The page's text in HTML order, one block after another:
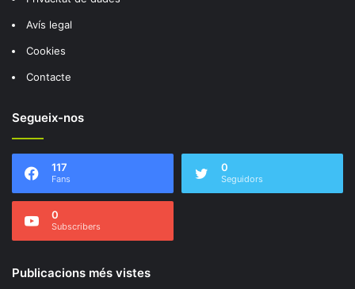
Avís legal
Cookies
Contacte
Segueix-nos
117
Fans
0
Seguidors
0
Subscribers
Publicacions més vistes